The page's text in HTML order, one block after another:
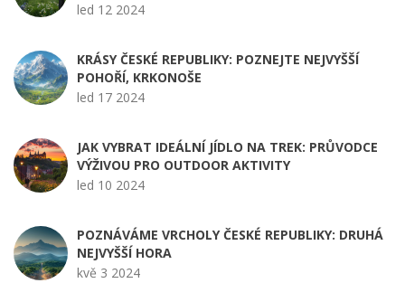
led 12 2024
KRÁSY ČESKÉ REPUBLIKY: POZNEJTE NEJVYŠŠÍ
POHOŘÍ, KRKONOŠE
led 17 2024
JAK VYBRAT IDEÁLNÍ JÍDLO NA TREK: PRŮVODCE
VÝŽIVOU PRO OUTDOOR AKTIVITY
led 10 2024
POZNÁVÁME VRCHOLY ČESKÉ REPUBLIKY: DRUHÁ
NEJVYŠŠÍ HORA
kvě 3 2024